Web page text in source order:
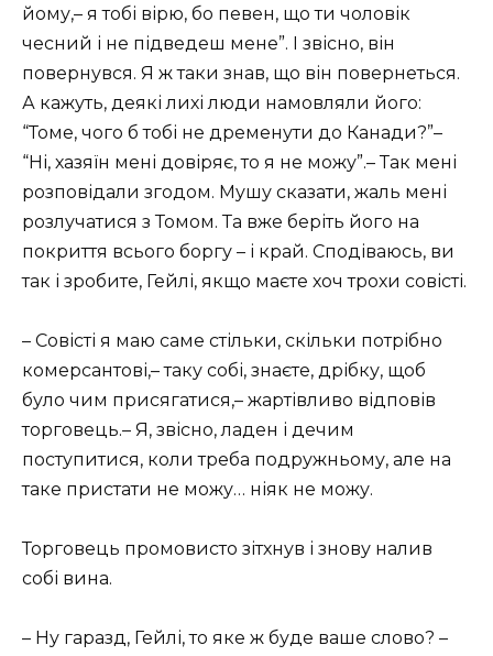
йому,– я тобі вірю, бо певен, що ти чоловік
чесний і не підведеш мене”. І звісно, він
повернувся. Я ж таки знав, що він повернеться.
А кажуть, деякі лихі люди намовляли його:
“Томе, чого б тобі не дременути до Канади?”–
“Ні, хазяїн мені довіряє, то я не можу”.– Так мені
розповідали згодом. Мушу сказати, жаль мені
розлучатися з Томом. Та вже беріть його на
покриття всього боргу – і край. Сподіваюсь, ви
так і зробите, Гейлі, якщо маєте хоч трохи совісті.
– Совісті я маю саме стільки, скільки потрібно
комерсантові,– таку собі, знаєте, дрібку, щоб
було чим присягатися,– жартівливо відповів
торговець.– Я, звісно, ладен і дечим
поступитися, коли треба подружньому, але на
таке пристати не можу… ніяк не можу.
Торговець промовисто зітхнув і знову налив
собі вина.
– Ну гаразд, Гейлі, то яке ж буде ваше слово? –